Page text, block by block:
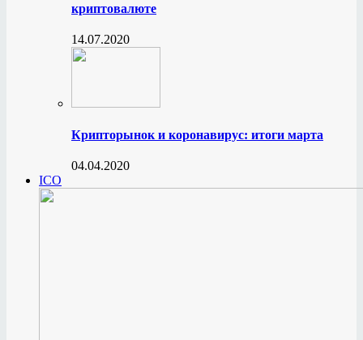
криптовалюте
14.07.2020
Крипторынок и коронавирус: итоги марта
04.04.2020
ICO